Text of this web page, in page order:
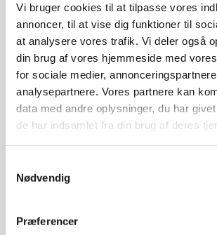
Vi bruger cookies til at tilpasse vores
annoncer, til at vise dig funktioner til
at analysere vores trafik. Vi deler også
din brug af vores hjemmeside med
for sociale medier,
analysepartnere. Vores partnere kan
data med andre oplysninger, du har
de har indsamlet fra din brug af deres
Nødvendig
Præferencer
Rør honning med fintrevet skal af
knuste/hakkede grønne peberkorn
hakket timian.
Kødet
Dup schnitzlerne tørre med
Skru ned til middel varme og steg